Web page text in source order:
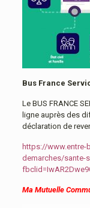
Bus France
Le BUS FRANCE
ligne auprès des
déclaration de
https://www.entre-
demarches/sante-
Ma Mutuelle